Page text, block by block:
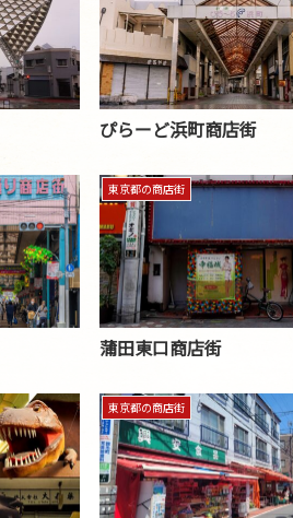
ぴらーど浜町商店街
東京都の商店街
蒲田東口商店街
東京都の商店街